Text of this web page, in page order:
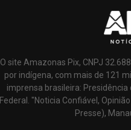
O site Amazonas Pix, CNPJ
por indígena, com mais de 121
imprensa brasileira: Presidência
Federal. "Noticia Confiável,
Presse),